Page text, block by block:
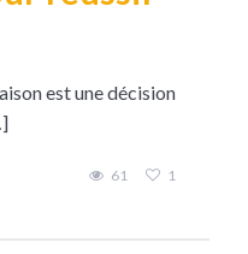
est une décision
61 1